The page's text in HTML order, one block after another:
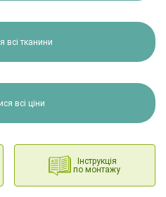
всі тканини
всі ціни
Інструкція
по монтажу